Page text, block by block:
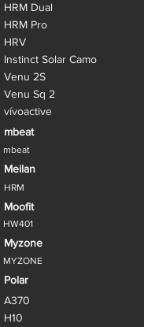
HRM Dual
HRM Pro
HRV
Instinct Solar Camo
Venu 2S
Venu Sq 2
vívoactive
mbeat
mbeat
Meilan
HRM
Moofit
HW401
Myzone
MYZONE
Polar
A370
H10